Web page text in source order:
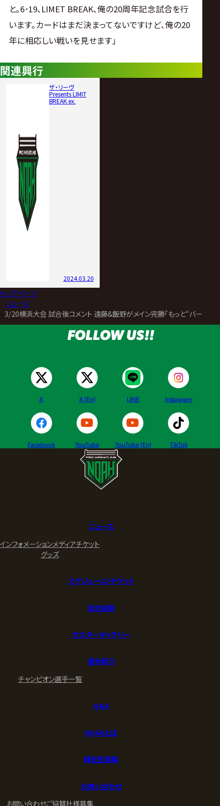
と｡6･19､LIMET BREAK､俺の20周年記念試合を行
います｡カードはまだ決まってないですけど､俺の20
年に相応しい戦いを見せます｣
関連興行
ザ・リーヴ
Presents LIMIT
BREAK ex.
2024.03.20
トップページ
ニュース
3/20横浜大会 試合後コメント 遠藤&飯野がメイン完勝「もっと“バーニ
FOLLOW US!!
X X (En) LINE Instagram
Facebook YouTube YouTube (En) TikTok
ニュース
インフォメーションメディアチケット
グッズ
スケジュール/チケット
試合結果
ポスターギャラリー
選手紹介
チャンピオン選手一覧
Q&A
NOAHとは
練習生募集
お問い合わせ
お問い合わせご協賛社様募集